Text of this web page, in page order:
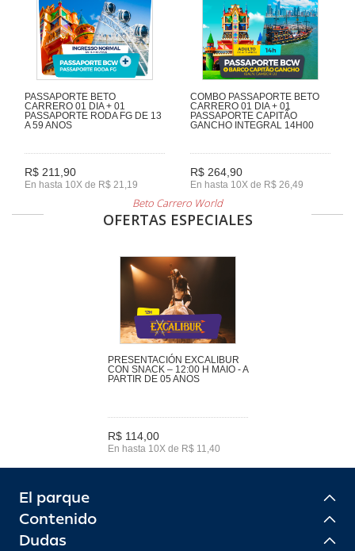
PASSAPORTE BETO
CARRERO 01 DIA + 01
PASSAPORTE RODA FG DE 13
A 59 ANOS
R$ 211,90
En hasta 10X de R$ 21,19
COMBO PASSAPORTE BETO
CARRERO 01 DIA + 01
PASSAPORTE CAPITÃO
GANCHO INTEGRAL 14H00
R$ 264,90
En hasta 10X de R$ 26,49
Beto Carrero World
OFERTAS ESPECIALES
PRESENTACIÓN EXCALIBUR
CON SNACK – 12:00 H MAIO - A
PARTIR DE 05 ANOS
R$ 114,00
En hasta 10X de R$ 11,40
El parque
Contenido
Dudas